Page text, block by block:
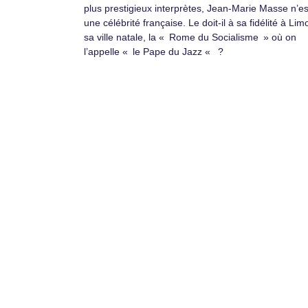
plus prestigieux interprètes, Jean-Marie Masse
une célébrité française. Le doit-il à sa fidélité à
sa ville natale, la « Rome du Socialisme » où on
l’appelle « le Pape du Jazz « ?